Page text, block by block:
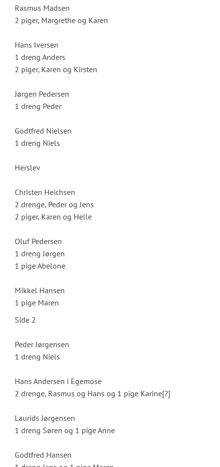
Rasmus Madsen
2 piger, Margrethe og Karen
Hans Iversen
1 dreng Anders
2 piger, Karen og Kirsten
Jørgen Pedersen
1 dreng Peder
Godtfred Nielsen
1 dreng Niels
Herslev
Christen Heichsen
2 drenge, Peder og Jens
2 piger, Karen og Helle
Oluf Pedersen
1 dreng Jørgen
1 pige Abelone
Mikkel Hansen
1 pige Maren
Side 2
Peder Jørgensen
1 dreng Niels
Hans Andersen i Egemose
2 drenge, Rasmus og Hans og 1 pige Karine[?]
Laurids Jørgensen
1 dreng Søren og 1 pige Anne
Godtfred Hansen